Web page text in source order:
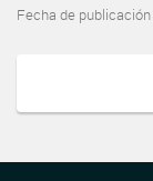
Fecha de